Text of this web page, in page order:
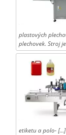
plastových
plechovek. Stroj
etiketu a polo- […]